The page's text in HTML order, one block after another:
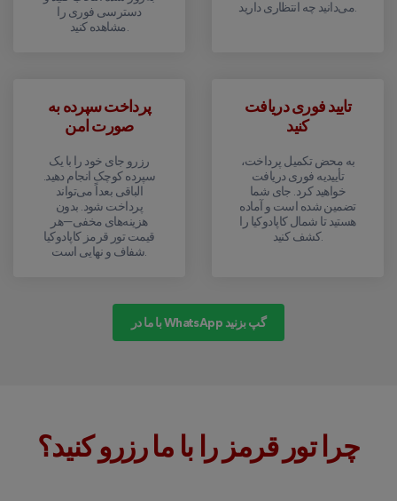
دسترسی فوری را
مشاهده کنید.
می‌دانید چه انتظاری دارید.
پرداخت سپرده به
صورت امن
رزرو جای خود را با یک
سپرده کوچک انجام دهید.
الباقی بعداً می‌تواند
پرداخت شود. بدون
هزینه‌های مخفی—هر
قیمت تور قرمز کاپادوکیا
شفاف و نهایی است.
تایید فوری دریافت
کنید
به محض تکمیل پرداخت،
تأییدیه فوری دریافت
خواهید کرد. جای شما
تضمین شده است و آماده
هستید تا شمال کاپادوکیا را
کشف کنید.
با ما در WhatsApp گپ بزنید
چرا تور قرمز را با ما رزرو کنید؟